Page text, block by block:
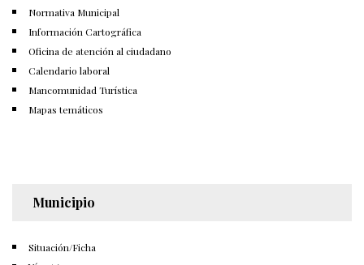
Normativa Municipal
Información Cartográfica
Oficina de atención al ciudadano
Calendario laboral
Mancomunidad Turística
Mapas temáticos
Municipio
Situación/Ficha